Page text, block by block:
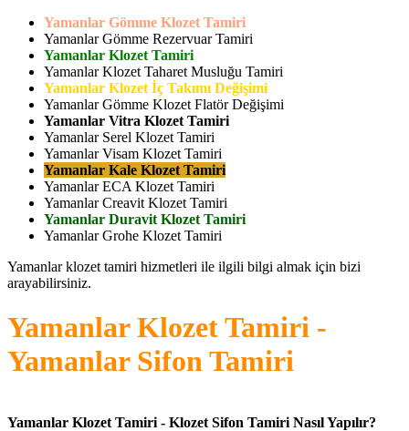
Yamanlar Gömme Klozet Tamiri
Yamanlar Gömme Rezervuar Tamiri
Yamanlar Klozet Tamiri
Yamanlar Klozet Taharet Musluğu Tamiri
Yamanlar Klozet İç Takımı Değişimi
Yamanlar Gömme Klozet Flatör Değişimi
Yamanlar Vitra Klozet Tamiri
Yamanlar Serel Klozet Tamiri
Yamanlar Visam Klozet Tamiri
Yamanlar Kale Klozet Tamiri
Yamanlar ECA Klozet Tamiri
Yamanlar Creavit Klozet Tamiri
Yamanlar Duravit Klozet Tamiri
Yamanlar Grohe Klozet Tamiri
Yamanlar klozet tamiri hizmetleri ile ilgili bilgi almak için bizi
arayabilirsiniz.
Yamanlar Klozet Tamiri -
Yamanlar Sifon Tamiri
Yamanlar Klozet Tamiri - Klozet Sifon Tamiri Nasıl Yapılır?